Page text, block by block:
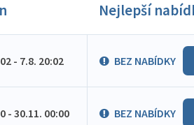
Nejlepší
- 7.8. 20:02 BEZ NABÍDKY
- 30.11. 00:00 BEZ NABÍDKY